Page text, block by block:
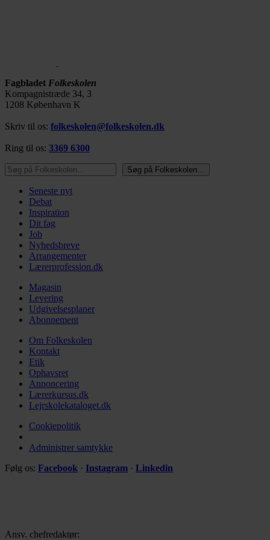
Fagbladet Folkeskolen
Kompagnistræde 34, 3
1208 København K
Skriv til os: folkeskolen@folkeskolen.dk
Ring til os: 3369 6300
Søg på Folkeskolen…
Søg på Folkeskolen…
Seneste nyt
Debat
Inspiration
Dit fag
Job
Nyhedsbreve
Arrangementer
Lærerprofession.dk
Magasin
Levering
Udgivelsesplaner
Abonnement
Om Folkeskolen
Kontakt
Etik
Ophavsret
Annoncering
Lærerkursus.dk
Lejrskolekataloget.dk
Cookiepolitik
Administrer samtykke
Følg os: Facebook · Instagram · Linkedin
Ansv. chefredaktør: